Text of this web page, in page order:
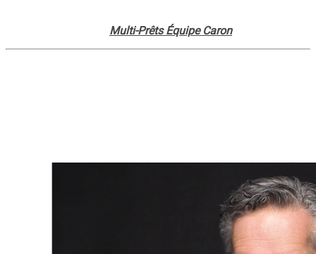
Multi-Prêts Équipe Caron